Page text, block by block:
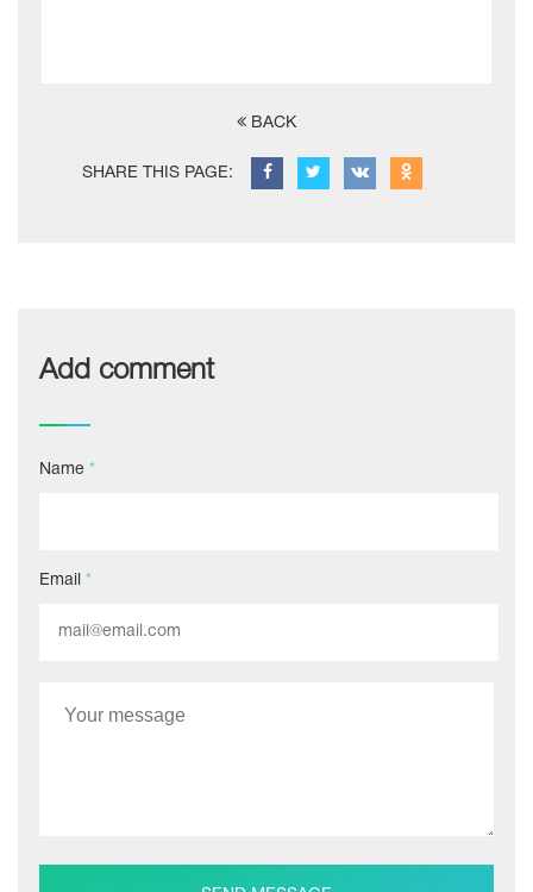
BACK
SHARE THIS PAGE:
Add comment
Name *
Email *